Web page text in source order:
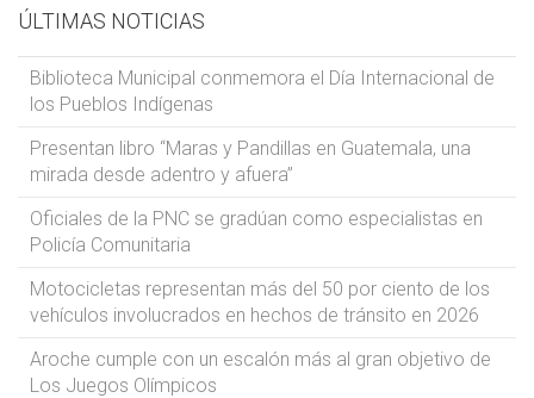
ÚLTIMAS NOTICIAS
Biblioteca Municipal conmemora el Día Internacional de
los Pueblos Indígenas
Presentan libro “Maras y Pandillas en Guatemala, una
mirada desde adentro y afuera”
Oficiales de la PNC se gradúan como especialistas en
Policía Comunitaria
Motocicletas representan más del 50 por ciento de los
vehículos involucrados en hechos de tránsito en 2026
Aroche cumple con un escalón más al gran objetivo de
Los Juegos Olímpicos